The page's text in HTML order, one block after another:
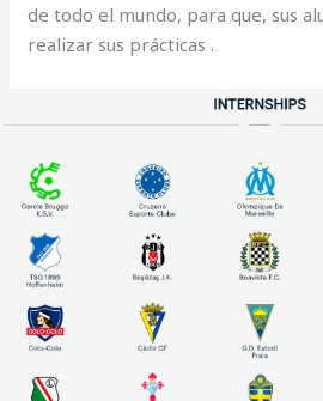
de todo el mundo, para que, sus
realizar sus prácticas .